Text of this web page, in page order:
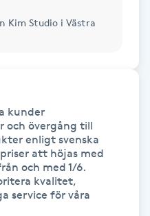
Kim Studio i Västra
kunder
och övergång till
enligt svenska
att höjas med
och med 1/6.
kvalitet,
service för våra